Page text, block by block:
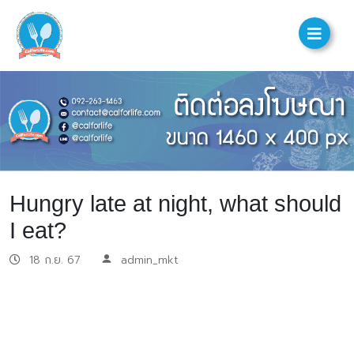
Hungry late at night, what should
I eat?
18 ก.ย. 67 admin_mkt